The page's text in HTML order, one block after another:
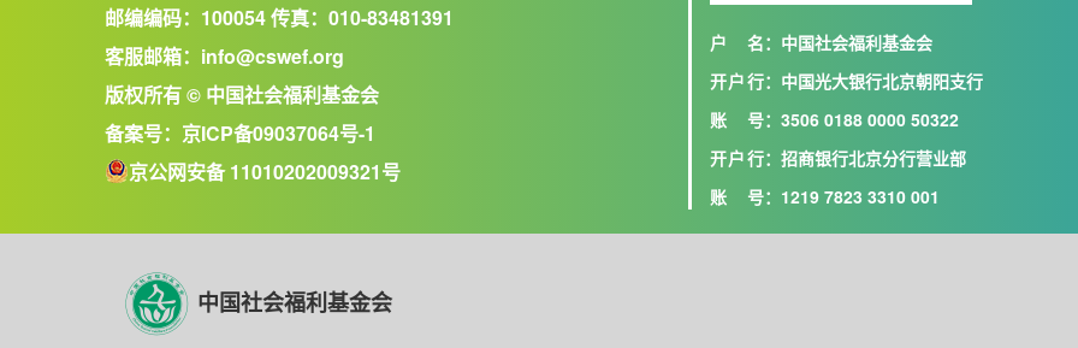
邮编编码：100054 传真：010-83481391
客服邮箱：info@cswef.org
版权所有 © 中国社会福利基金会
备案号： 京ICP备09037064号-1
京公网安备 11010202009321号
户名：中国社会福利基金会
开户行：中国光大银行北京朝阳支行
账号：3506 0188 0000 50322
开户行：招商银行北京分行营业部
账号：1219 7823 3310 001
中国社会福利基金会